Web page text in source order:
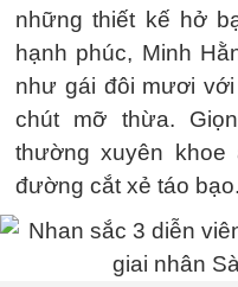
những thiết kế hở
hạnh phúc, Minh
như gái đôi mươi
chút mỡ thừa.
thường xuyên khoe
đường cắt xẻ táo bạo.